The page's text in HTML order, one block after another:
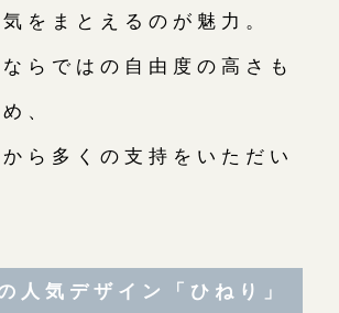
をまとえるのが魅力。
らではの自由度の高さも
、
ら多くの支持をいただい
人気デザイン「ひねり」
来店ご予約
来店ご予約